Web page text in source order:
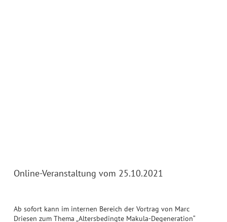
Online-Veranstaltung vom 25.10.2021
Ab sofort kann im internen Bereich der Vortrag von Marc
Driesen zum Thema „Altersbedingte Makula-Degeneration“